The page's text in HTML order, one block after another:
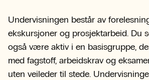
Undervisningen består av
ekskursjoner og prosjektarbeid. Du
også være aktiv i en basisgruppe,
med fagstoff, arbeidskrav og
uten veileder til stede.